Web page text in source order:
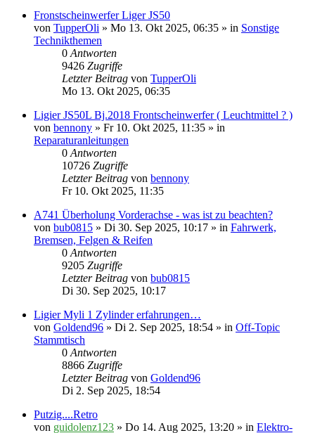
Fronstscheinwerfer Liger JS50
von TupperOli » Mo 13. Okt 2025, 06:35 » in Sonstige
Technikthemen
0Antworten
9426 Zugriffe
Letzter Beitrag von TupperOli
Mo 13. Okt 2025, 06:35
Ligier JS50L Bj.2018 Frontscheinwerfer ( Leuchtmittel ? )
von bennony » Fr 10. Okt 2025, 11:35 » in
Reparaturanleitungen
0Antworten
10726 Zugriffe
Letzter Beitrag von bennony
Fr 10. Okt 2025, 11:35
A741 Überholung Vorderachse - was ist zu beachten?
von bub0815 » Di 30. Sep 2025, 10:17 » in Fahrwerk,
Bremsen, Felgen & Reifen
0Antworten
9205 Zugriffe
Letzter Beitrag von bub0815
Di 30. Sep 2025, 10:17
Ligier Myli 1 Zylinder erfahrungen…
von Goldend96 » Di 2. Sep 2025, 18:54 » in Off-Topic
Stammtisch
0Antworten
8866 Zugriffe
Letzter Beitrag von Goldend96
Di 2. Sep 2025, 18:54
Putzig....Retro
von guidolenz123 » Do 14. Aug 2025, 13:20 » in Elektro-